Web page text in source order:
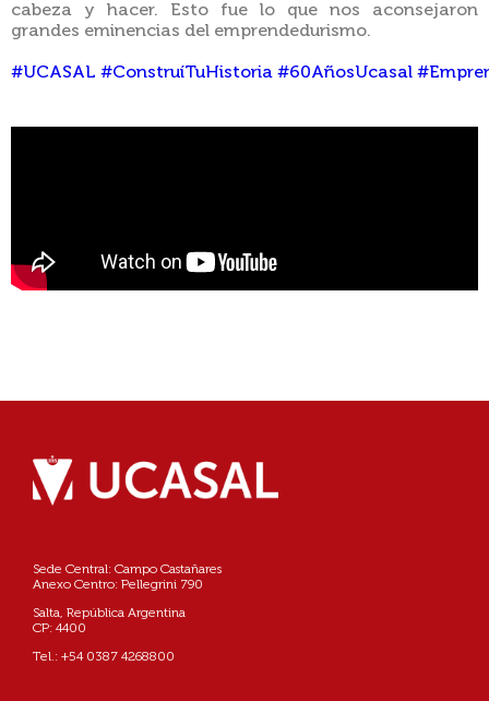
cabeza y hacer. Esto fue lo que nos aconsejaron
grandes eminencias del emprendedurismo.
#UCASAL #ConstruíTuHistoria #60AñosUcasal
Sede Central: Campo Castañares
Anexo Centro: Pellegrini 790
Salta, República Argentina
CP: 4400
Tel.: +54 0387 4268800